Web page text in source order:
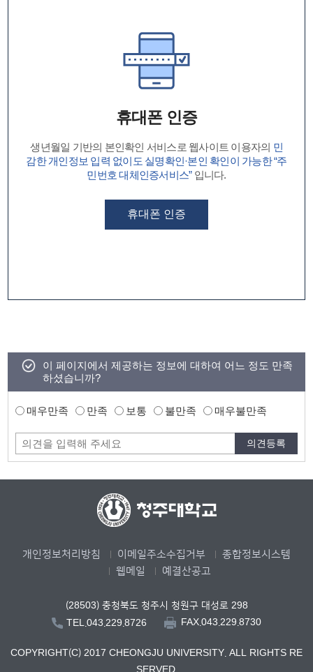
휴대폰 인증
생년월일 기반의 본인확인 서비스로 웹사이트 이용자의 민
감한 개인정보 입력 없이도 실명확인·본인 확인이 가능한 “주
민번호 대체인증서비스”입니다.
휴대폰 인증
이 페이지에서 제공하는 정보에 대하여 어느 정도 만족
하셨습니까?
매우만족 만족 보통 불만족 매우불만족
개인정보처리방침 이메일주소수집거부
종합정보시스템
웹메일
예결산공고
(28503) 충청북도 청주시 청원구 대성로 298
TEL.043.229.8726
FAX.043.229.8730
COPYRIGHT(C) 2017 CHEONGJU UNIVERSITY. ALL RIGHTS RE